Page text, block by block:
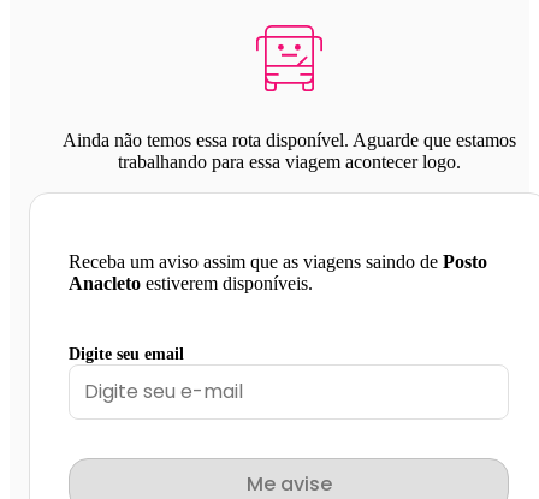
Ainda não temos essa rota disponível. Aguarde que estamos
trabalhando para essa viagem acontecer logo.
Receba um aviso assim que as viagens saindo de Posto
Anacleto estiverem disponíveis.
Digite seu email
Me avise